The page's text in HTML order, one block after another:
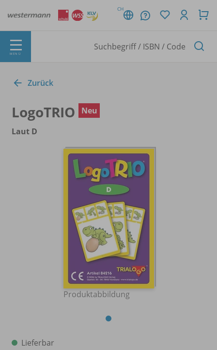
CH
MENÜ
Zurück
LogoTRIO
Neu
Laut D
Produktabbildung
Lieferbar